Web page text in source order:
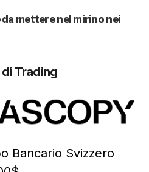
mettere nel mirino nei
Trading
Bancario Svizzero